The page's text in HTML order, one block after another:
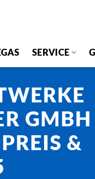
SERVICE
GMBH
&